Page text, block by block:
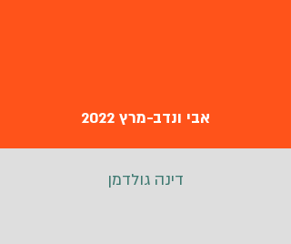
אבי ונדב-מרץ 2022
דינה גולדמן